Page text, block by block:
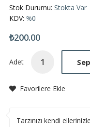
Stok Durumu: Stokta Var
KDV: %0
₺200.00
Adet
Favorilere Ekle
Tarzınızı kendi